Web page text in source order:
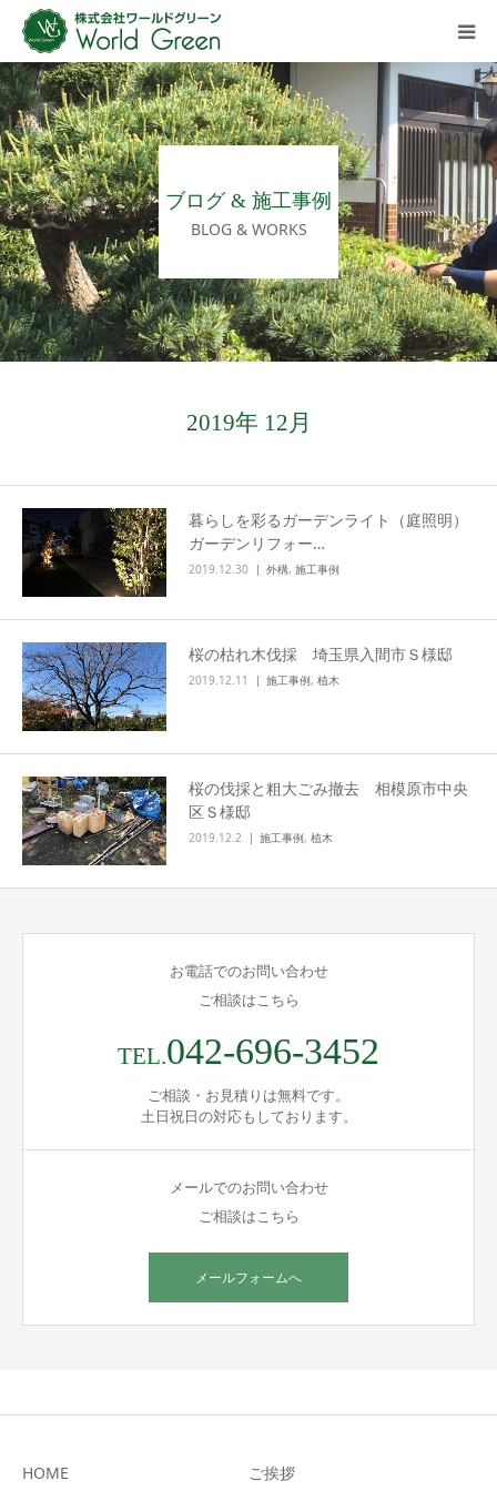
ブログ & 施工事例
BLOG & WORKS
2019年 12月
暮らしを彩るガーデンライト（庭照明）
ガーデンリフォー…
2019.12.30 外構, 施工事例
桜の枯れ木伐採 埼玉県入間市Ｓ様邸
2019.12.11 施工事例, 植木
桜の伐採と粗大ごみ撤去 相模原市中央
区Ｓ様邸
2019.12.2 施工事例, 植木
お電話でのお問い合わせ
ご相談はこちら
TEL.042-696-3452
ご相談・お見積りは無料です。
土日祝日の対応もしております。
メールでのお問い合わせ
ご相談はこちら
メールフォームへ
HOME ご挨拶
HOME
ご挨拶
会社概要
施工事例ギャラリー
施工の流れ